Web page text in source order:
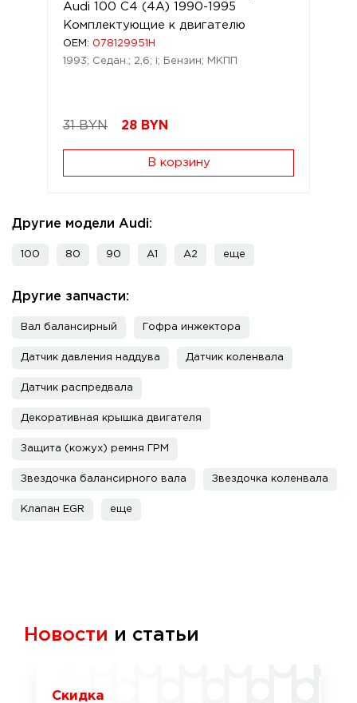
Audi 100 C4 (4A) 1990-1995
Комплектующие к двигателю
OEM: 078129951H
1993; Седан.; 2,6; i; Бензин; МКПП
31 BYN 28 BYN
В корзину
Другие модели Audi:
100 80 90 A1 A2 еще
Другие запчасти:
Вал балансирный Гофра инжектора
Датчик давления наддува Датчик коленвала
Датчик распредвала
Декоративная крышка двигателя
Защита (кожух) ремня ГРМ
Звездочка балансирного вала Звездочка коленвала
Клапан EGR еще
Новости и статьи
Скидка